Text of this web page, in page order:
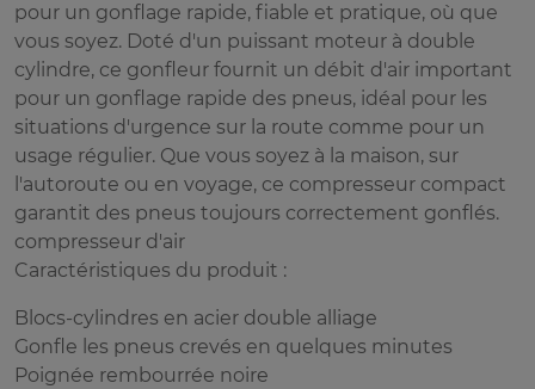
pour un gonflage rapide, fiable et pratique, où que
vous soyez. Doté d'un puissant moteur à double
cylindre, ce gonfleur fournit un débit d'air important
pour un gonflage rapide des pneus, idéal pour les
situations d'urgence sur la route comme pour un
usage régulier. Que vous soyez à la maison, sur
l'autoroute ou en voyage, ce compresseur compact
garantit des pneus toujours correctement gonflés.
compresseur d'air
Caractéristiques du produit :
Blocs-cylindres en acier double alliage
Gonfle les pneus crevés en quelques minutes
Poignée rembourrée noire